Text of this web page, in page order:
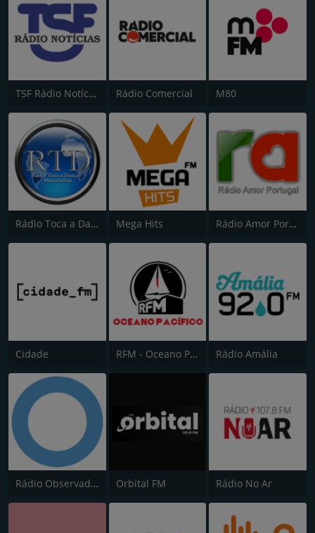
TSF Rádio Notícias Rádio Comercial M80
Rádio Toca a Dançar Mega Hits Rádio Amor Portugal
Cidade RFM - Oceano Pacífico Online Rádio Amália
Rádio Observador Orbital FM Rádio No Ar